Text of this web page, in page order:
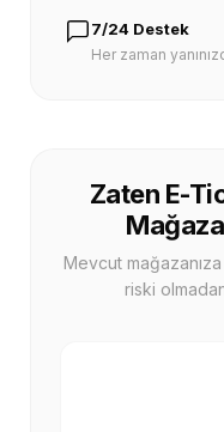
7/24 Destek
Her zaman
Zaten E-
Mevcut
riski